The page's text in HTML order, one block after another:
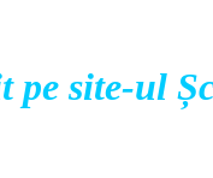
pe site-ul